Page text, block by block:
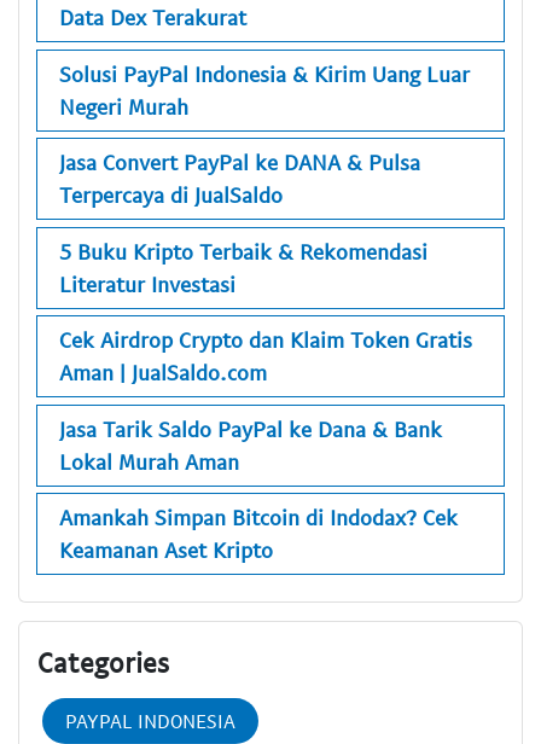
Data Dex Terakurat
Solusi PayPal Indonesia & Kirim Uang Luar
Negeri Murah
Jasa Convert PayPal ke DANA & Pulsa
Terpercaya di JualSaldo
5 Buku Kripto Terbaik & Rekomendasi
Literatur Investasi
Cek Airdrop Crypto dan Klaim Token Gratis
Aman | JualSaldo.com
Jasa Tarik Saldo PayPal ke Dana & Bank
Lokal Murah Aman
Amankah Simpan Bitcoin di Indodax? Cek
Keamanan Aset Kripto
Categories
PAYPAL INDONESIA